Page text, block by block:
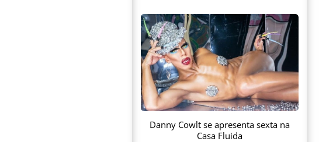
Danny Cowlt se apresenta sexta na
Casa Fluida